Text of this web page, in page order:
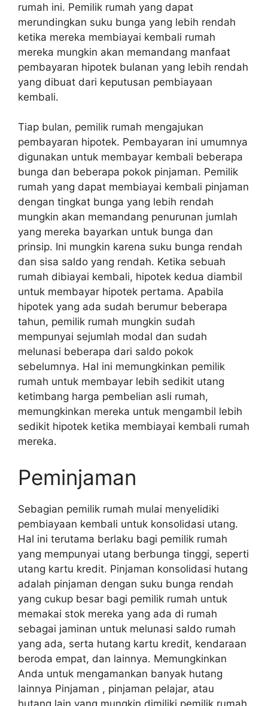
rumah ini. Pemilik rumah yang dapat
merundingkan suku bunga yang lebih rendah
ketika mereka membiayai kembali rumah
mereka mungkin akan memandang manfaat
pembayaran hipotek bulanan yang lebih rendah
yang dibuat dari keputusan pembiayaan
kembali.
Tiap bulan, pemilik rumah mengajukan
pembayaran hipotek. Pembayaran ini umumnya
digunakan untuk membayar kembali beberapa
bunga dan beberapa pokok pinjaman. Pemilik
rumah yang dapat membiayai kembali pinjaman
dengan tingkat bunga yang lebih rendah
mungkin akan memandang penurunan jumlah
yang mereka bayarkan untuk bunga dan
prinsip. Ini mungkin karena suku bunga rendah
dan sisa saldo yang rendah. Ketika sebuah
rumah dibiayai kembali, hipotek kedua diambil
untuk membayar hipotek pertama. Apabila
hipotek yang ada sudah berumur beberapa
tahun, pemilik rumah mungkin sudah
mempunyai sejumlah modal dan sudah
melunasi beberapa dari saldo pokok
sebelumnya. Hal ini memungkinkan pemilik
rumah untuk membayar lebih sedikit utang
ketimbang harga pembelian asli rumah,
memungkinkan mereka untuk mengambil lebih
sedikit hipotek ketika membiayai kembali rumah
mereka.
Peminjaman
Sebagian pemilik rumah mulai menyelidiki
pembiayaan kembali untuk konsolidasi utang.
Hal ini terutama berlaku bagi pemilik rumah
yang mempunyai utang berbunga tinggi, seperti
utang kartu kredit. Pinjaman konsolidasi hutang
adalah pinjaman dengan suku bunga rendah
yang cukup besar bagi pemilik rumah untuk
memakai stok mereka yang ada di rumah
sebagai jaminan untuk melunasi saldo rumah
yang ada, serta hutang kartu kredit, kendaraan
beroda empat, dan lainnya. Memungkinkan
Anda untuk mengamankan banyak hutang
lainnya Pinjaman , pinjaman pelajar, atau
hutang lain yang mungkin dimiliki pemilik rumah.